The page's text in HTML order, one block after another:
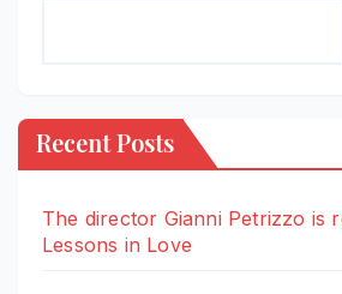
Recent Posts
The director Gianni Petrizzo is
Lessons in Love